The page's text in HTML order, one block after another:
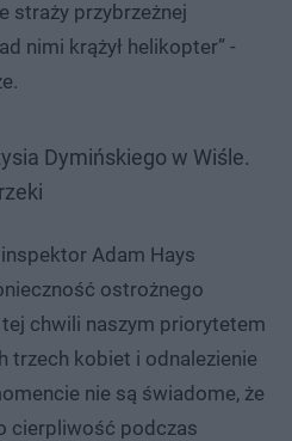
straży przybrzeżnej
nimi krążył helikopter” -
Dymińskiego w Wiśle.
Adam Hays
ostrożnego
chwili naszym priorytetem
trzech kobiet i odnalezienie
nie są świadome, że
cierpliwość podczas